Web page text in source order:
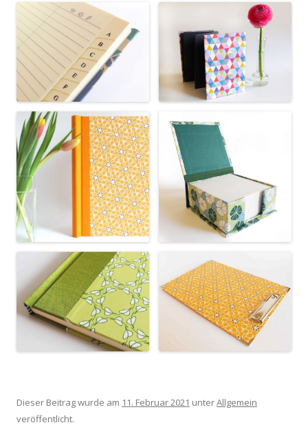
Dieser Beitrag wurde am 11. Februar 2021 unterAllgemein
veröffentlicht.